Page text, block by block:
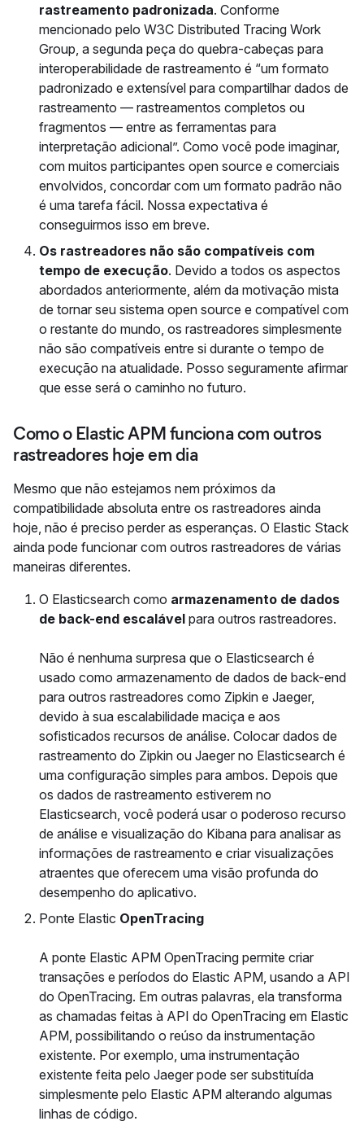
rastreamento padronizada. Conforme
mencionado pelo W3C Distributed Tracing Work
Group, a segunda peça do quebra-cabeças para
interoperabilidade de rastreamento é “um formato
padronizado e extensível para compartilhar dados de
rastreamento — rastreamentos completos ou
fragmentos — entre as ferramentas para
interpretação adicional”. Como você pode imaginar,
com muitos participantes open source e comerciais
envolvidos, concordar com um formato padrão não
é uma tarefa fácil. Nossa expectativa é
conseguirmos isso em breve.
Os rastreadores não são compatíveis com
tempo de execução. Devido a todos os aspectos
abordados anteriormente, além da motivação mista
de tornar seu sistema open source e compatível com
o restante do mundo, os rastreadores simplesmente
não são compatíveis entre si durante o tempo de
execução na atualidade. Posso seguramente afirmar
que esse será o caminho no futuro.
Como o Elastic APM funciona com outros
rastreadores hoje em dia
Mesmo que não estejamos nem próximos da
compatibilidade absoluta entre os rastreadores ainda
hoje, não é preciso perder as esperanças. O Elastic Stack
ainda pode funcionar com outros rastreadores de várias
maneiras diferentes.
O Elasticsearch como armazenamento de dados
de back-end escalável para outros rastreadores.
Não é nenhuma surpresa que o Elasticsearch é
usado como armazenamento de dados de back-end
para outros rastreadores como Zipkin e Jaeger,
devido à sua escalabilidade maciça e aos
sofisticados recursos de análise. Colocar dados de
rastreamento do Zipkin ou Jaeger no Elasticsearch é
uma configuração simples para ambos. Depois que
os dados de rastreamento estiverem no
Elasticsearch, você poderá usar o poderoso recurso
de análise e visualização do Kibana para analisar as
informações de rastreamento e criar visualizações
atraentes que oferecem uma visão profunda do
desempenho do aplicativo.
Ponte Elastic OpenTracing
A ponte Elastic APM OpenTracing permite criar
transações e períodos do Elastic APM, usando a API
do OpenTracing. Em outras palavras, ela transforma
as chamadas feitas à API do OpenTracing em Elastic
APM, possibilitando o reúso da instrumentação
existente. Por exemplo, uma instrumentação
existente feita pelo Jaeger pode ser substituída
simplesmente pelo Elastic APM alterando algumas
linhas de código.